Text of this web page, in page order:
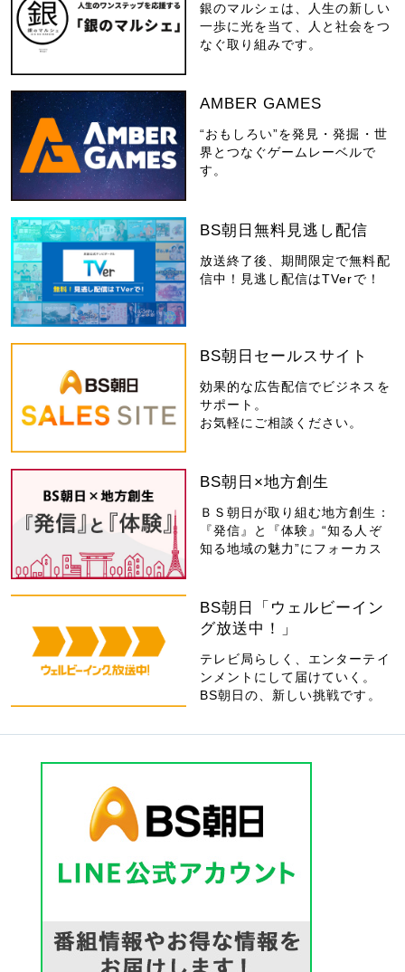
銀のマルシェは、人生の新しい
一歩に光を当て、人と社会をつ
なぐ取り組みです。
AMBER GAMES
“おもしろい”を発見・発掘・世
界とつなぐゲームレーベルで
す。
BS朝日無料見逃し配信
放送終了後、期間限定で無料配
信中！見逃し配信はTVerで！
BS朝日セールスサイト
効果的な広告配信でビジネスを
サポート。
お気軽にご相談ください。
BS朝日×地方創生
ＢＳ朝日が取り組む地方創生：
『発信』と『体験』“知る人ぞ
知る地域の魅力”にフォーカス
BS朝日「ウェルビーイン
グ放送中！」
テレビ局らしく、エンターテイ
ンメントにして届けていく。
BS朝日の、新しい挑戦です。